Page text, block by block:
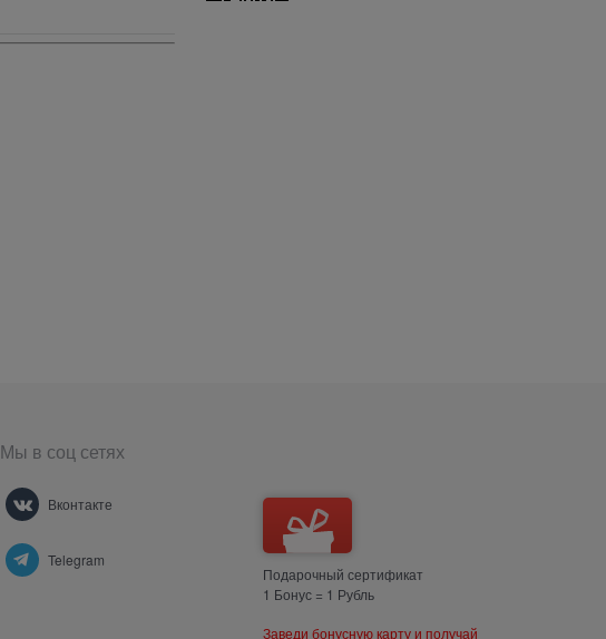
Мы в соц сетях
Вконтакте
Telegram
Подарочный сертификат
1 Бонус = 1 Рубль
Заведи бонусную карту и получай